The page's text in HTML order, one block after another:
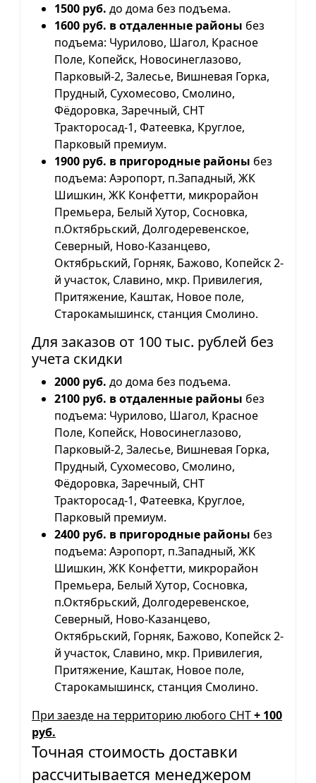
1500 руб. до дома без подъема.
1600 руб. в отдаленные районы без
подъема: Чурилово, Шагол, Красное
Поле, Копейск, Новосинеглазово,
Парковый-2, Залесье, Вишневая Горка,
Прудный, Сухомесово, Смолино,
Фёдоровка, Заречный, СНТ
Тракторосад-1, Фатеевка, Круглое,
Парковый премиум.
1900 руб. в пригородные районы без
подъема: Аэропорт, п.Западный, ЖК
Шишкин, ЖК Конфетти, микрорайон
Премьера, Белый Хутор, Сосновка,
п.Октябрьский, Долгодеревенское,
Северный, Ново-Казанцево,
Октябрьский, Горняк, Бажово, Копейск 2-
й участок, Славино, мкр. Привилегия,
Притяжение, Каштак, Новое поле,
Старокамышинск, станция Смолино.
Для заказов от 100 тыс. рублей без
учета скидки
2000 руб. до дома без подъема.
2100 руб. в отдаленные районы без
подъема: Чурилово, Шагол, Красное
Поле, Копейск, Новосинеглазово,
Парковый-2, Залесье, Вишневая Горка,
Прудный, Сухомесово, Смолино,
Фёдоровка, Заречный, СНТ
Тракторосад-1, Фатеевка, Круглое,
Парковый премиум.
2400 руб. в пригородные районы без
подъема: Аэропорт, п.Западный, ЖК
Шишкин, ЖК Конфетти, микрорайон
Премьера, Белый Хутор, Сосновка,
п.Октябрьский, Долгодеревенское,
Северный, Ново-Казанцево,
Октябрьский, Горняк, Бажово, Копейск 2-
й участок, Славино, мкр. Привилегия,
Притяжение, Каштак, Новое поле,
Старокамышинск, станция Смолино.
При заезде на территорию любого СНТ+ 100
руб.
Точная стоимость доставки
рассчитывается менеджером